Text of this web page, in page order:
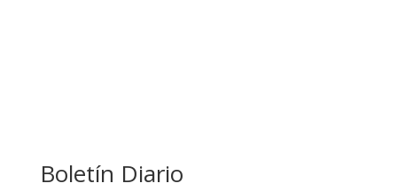
Boletín Diario